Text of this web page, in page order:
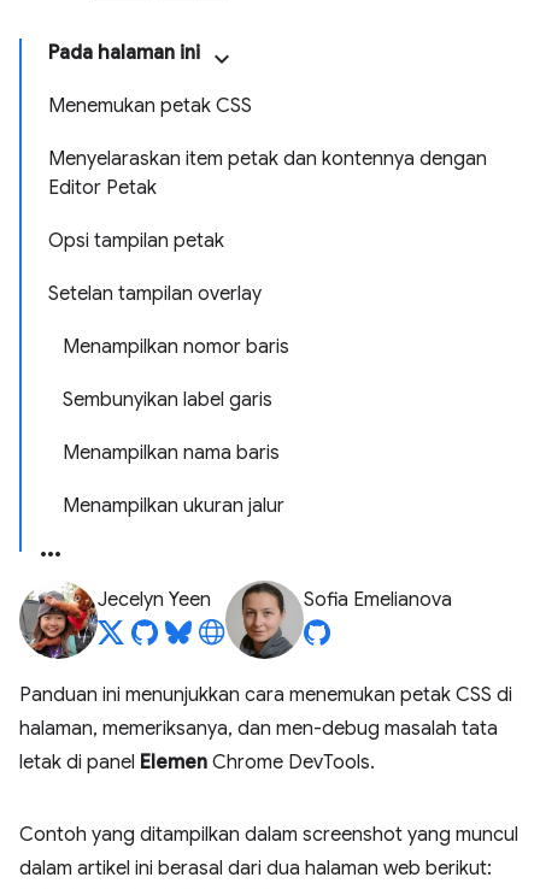
Pada halaman ini
Menemukan petak CSS
Menyelaraskan item petak dan kontennya dengan
Editor Petak
Opsi tampilan petak
Setelan tampilan overlay
Menampilkan nomor baris
Sembunyikan label garis
Menampilkan nama baris
Menampilkan ukuran jalur
Jecelyn Yeen Sofia Emelianova
Panduan ini menunjukkan cara menemukan petak CSS di
halaman, memeriksanya, dan men-debug masalah tata
letak di panel Elemen Chrome DevTools.
Contoh yang ditampilkan dalam screenshot yang muncul
dalam artikel ini berasal dari dua halaman web berikut: